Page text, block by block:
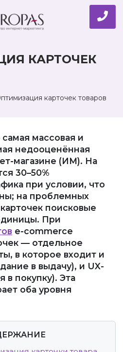
КАРТОЧЕК
карточек товаров
массовая и
недооценённая
магазине (ИМ). На
30–50%
при условии, что
на проблемных
поисковые
При
e-commerce
— отдельное
в которое входит и
в выдачу), и UX-
в покупку). Эта
оба уровня